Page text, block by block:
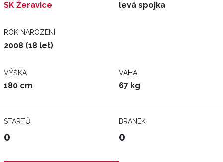
SK Žeravice levá spojka
ROK NAROZENÍ
2008 (18 let)
VÝŠKA
180 cm
VÁHA
67 kg
STARTŮ
0
BRANEK
0